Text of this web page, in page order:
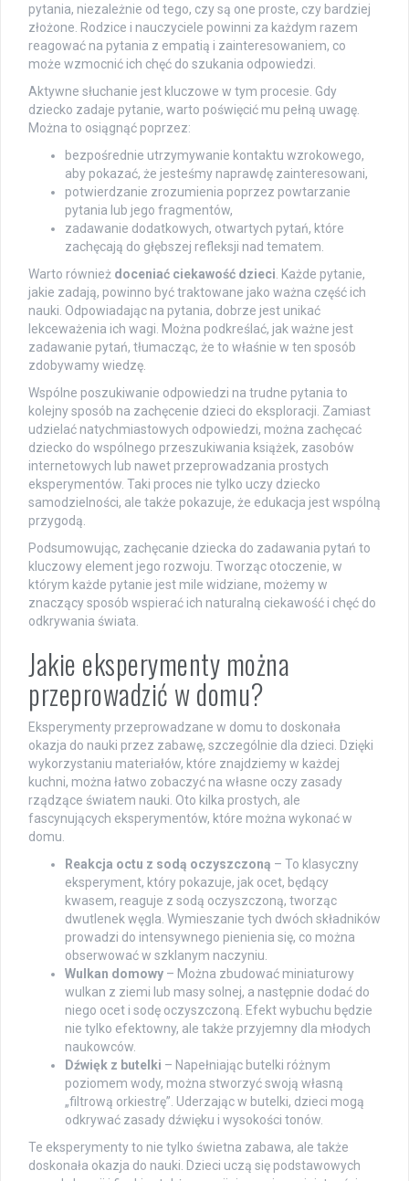
pytania, niezależnie od tego, czy są one proste, czy bardziej
złożone. Rodzice i nauczyciele powinni za każdym razem
reagować na pytania z empatią i zainteresowaniem, co
może wzmocnić ich chęć do szukania odpowiedzi.
Aktywne słuchanie jest kluczowe w tym procesie. Gdy
dziecko zadaje pytanie, warto poświęcić mu pełną uwagę.
Można to osiągnąć poprzez:
bezpośrednie utrzymywanie kontaktu wzrokowego,
aby pokazać, że jesteśmy naprawdę zainteresowani,
potwierdzanie zrozumienia poprzez powtarzanie
pytania lub jego fragmentów,
zadawanie dodatkowych, otwartych pytań, które
zachęcają do głębszej refleksji nad tematem.
Warto również doceniać ciekawość dzieci . Każde pytanie,
jakie zadają, powinno być traktowane jako ważna część ich
nauki. Odpowiadając na pytania, dobrze jest unikać
lekceważenia ich wagi. Można podkreślać, jak ważne jest
zadawanie pytań, tłumacząc, że to właśnie w ten sposób
zdobywamy wiedzę.
Wspólne poszukiwanie odpowiedzi na trudne pytania to
kolejny sposób na zachęcenie dzieci do eksploracji. Zamiast
udzielać natychmiastowych odpowiedzi, można zachęcać
dziecko do wspólnego przeszukiwania książek, zasobów
internetowych lub nawet przeprowadzania prostych
eksperymentów. Taki proces nie tylko uczy dziecko
samodzielności, ale także pokazuje, że edukacja jest wspólną
przygodą.
Podsumowując, zachęcanie dziecka do zadawania pytań to
kluczowy element jego rozwoju. Tworząc otoczenie, w
którym każde pytanie jest mile widziane, możemy w
znaczący sposób wspierać ich naturalną ciekawość i chęć do
odkrywania świata.
Jakie eksperymenty można
przeprowadzić w domu?
Eksperymenty przeprowadzane w domu to doskonała
okazja do nauki przez zabawę, szczególnie dla dzieci. Dzięki
wykorzystaniu materiałów, które znajdziemy w każdej
kuchni, można łatwo zobaczyć na własne oczy zasady
rządzące światem nauki. Oto kilka prostych, ale
fascynujących eksperymentów, które można wykonać w
domu.
Reakcja octu z sodą oczyszczoną – To klasyczny
eksperyment, który pokazuje, jak ocet, będący
kwasem, reaguje z sodą oczyszczoną, tworząc
dwutlenek węgla. Wymieszanie tych dwóch składników
prowadzi do intensywnego pienienia się, co można
obserwować w szklanym naczyniu.
Wulkan domowy – Można zbudować miniaturowy
wulkan z ziemi lub masy solnej, a następnie dodać do
niego ocet i sodę oczyszczoną. Efekt wybuchu będzie
nie tylko efektowny, ale także przyjemny dla młodych
naukowców.
Dźwięk z butelki – Napełniając butelki różnym
poziomem wody, można stworzyć swoją własną
„filtrową orkiestrę”. Uderzając w butelki, dzieci mogą
odkrywać zasady dźwięku i wysokości tonów.
Te eksperymenty to nie tylko świetna zabawa, ale także
doskonała okazja do nauki. Dzieci uczą się podstawowych